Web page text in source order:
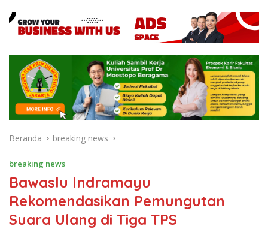
Beranda breaking news
breaking news
Bawaslu Indramayu
Rekomendasikan Pemungutan
Suara Ulang di Tiga TPS